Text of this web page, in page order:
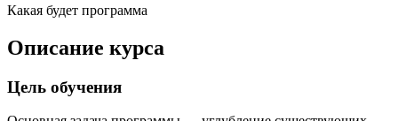
Какая будет программа
Описание курса
Цель обучения